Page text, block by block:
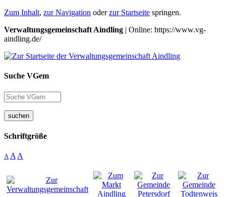
Zum Inhalt, zur Navigation oderzur Startseite springen.
Verwaltungsgemeinschaft Aindling | Online: https://www.vg-
aindling.de/
Suche VGem
suchen
Schriftgröße
A A A